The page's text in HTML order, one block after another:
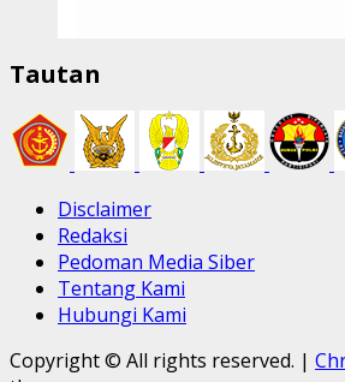
Tautan
Disclaimer
Redaksi
Pedoman Media Siber
Tentang Kami
Hubungi Kami
Copyright © All rights reserved. |